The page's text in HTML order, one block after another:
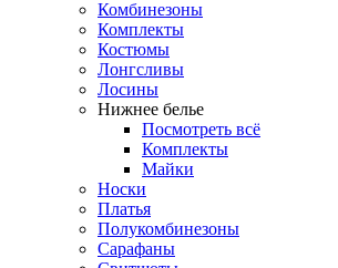
Комбинезоны
Комплекты
Костюмы
Лонгсливы
Лосины
Нижнее белье
Посмотреть всё
Комплекты
Майки
Носки
Платья
Полукомбинезоны
Сарафаны